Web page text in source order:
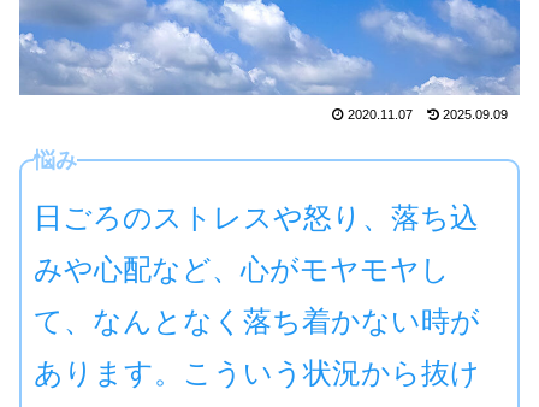
2020.11.07 2025.09.09
悩み
日ごろのストレスや怒り、落ち込
みや心配など、心がモヤモヤし
て、なんとなく落ち着かない時が
あります。こういう状況から抜け